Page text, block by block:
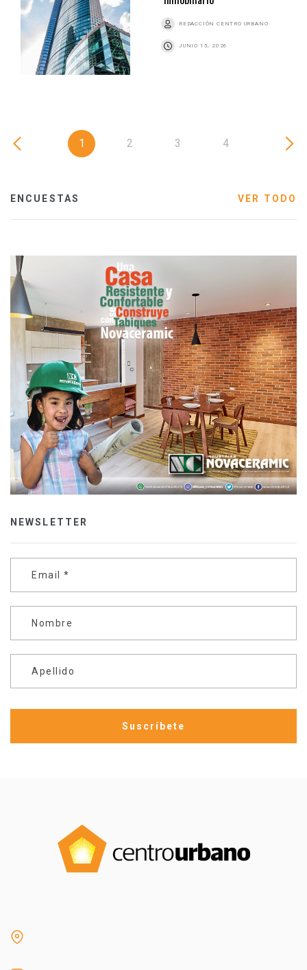
REDACCIÓN CENTRO URBANO
JUNIO 15, 2026
1 2 3 4
ENCUESTAS VER TODO
NEWSLETTER
Email *
Nombre
Apellido